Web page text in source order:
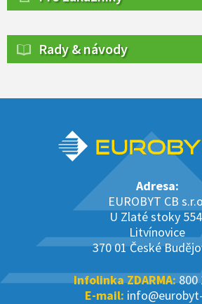
Rady & návody
Adresa:
EUROBYT CB
U Zlaté stoky 554
Litvínovice
370 01 České
Infolinka ZDARMA:800
E-mail: